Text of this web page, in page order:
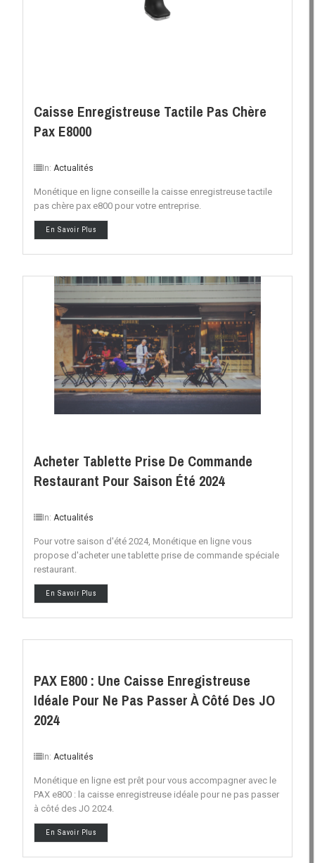
Caisse Enregistreuse Tactile Pas Chère
Pax E8000
In:Actualités
Monétique en ligne conseille la caisse enregistreuse tactile
pas chère pax e800 pour votre entreprise.
En Savoir Plus
Acheter Tablette Prise De Commande
Restaurant Pour Saison Été 2024
In: Actualités
Pour votre saison d'été 2024, Monétique en ligne vous
propose d'acheter une tablette prise de commande spéciale
restaurant.
En Savoir Plus
PAX E800 : Une Caisse Enregistreuse
Idéale Pour Ne Pas Passer À Côté Des JO
2024
In: Actualités
Monétique en ligne est prêt pour vous accompagner avec le
PAX e800 : la caisse enregistreuse idéale pour ne pas passer
à côté des JO 2024.
En Savoir Plus